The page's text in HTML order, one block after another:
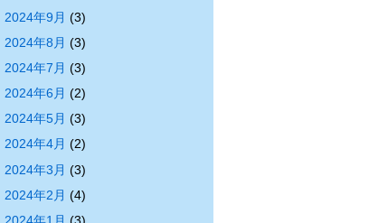
2024年9月 (3)
2024年8月 (3)
2024年7月 (3)
2024年6月 (2)
2024年5月 (3)
2024年4月 (2)
2024年3月 (3)
2024年2月 (4)